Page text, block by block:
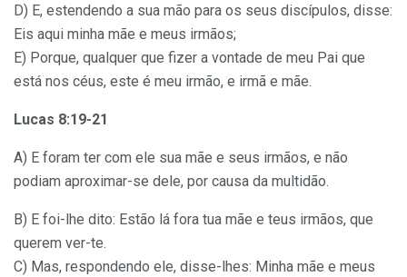
D) E, estendendo a sua mão para os seus discípulos, disse:
Eis aqui minha mãe e meus irmãos;
E) Porque, qualquer que fizer a vontade de meu Pai que
está nos céus, este é meu irmão, e irmã e mãe.
Lucas 8:19-21
A) E foram ter com ele sua mãe e seus irmãos, e não
podiam aproximar-se dele, por causa da multidão.
B) E foi-lhe dito: Estão lá fora tua mãe e teus irmãos, que
querem ver-te.
C) Mas, respondendo ele, disse-lhes: Minha mãe e meus